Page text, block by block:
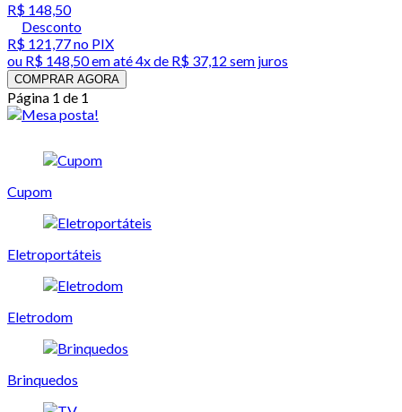
R$ 148,50
Desconto
R$ 121,77no PIX
ou R$ 148,50em até4x de R$ 37,12 sem juros
COMPRAR AGORA
Página 1 de 1
Cupom
Eletroportáteis
Eletrodom
Brinquedos